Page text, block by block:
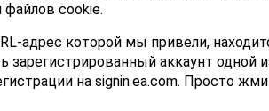
cookie.
адрес которой мы привели,
зарегистрированный аккаунт одной
на signin.ea.com. Просто